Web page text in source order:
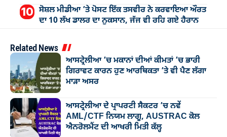
ਸੋਸ਼ਲ ਮੀਡੀਆ ’ਤੇ ਪੋਸਟ ਇੱਕ ਤਸਵੀਰ ਨੇ ਕਰਵਾਇਆ ਔਰਤ
ਦਾ 10 ਲੱਖ ਡਾਲਰ ਦਾ ਨੁਕਸਾਨ, ਜੱਜ ਵੀ ਰਹਿ ਗਏ ਹੈਰਾਨ
Related News
ਆਸਟ੍ਰੇਲੀਆ ’ਚ ਮਕਾਨਾਂ ਦੀਆਂ ਕੀਮਤਾਂ ’ਚ ਭਾਰੀ
ਗਿਰਾਵਟ ਕਾਰਨ ਹੁਣ ਆਰਥਿਕਤਾ ’ਤੇ ਵੀ ਪੈਣ ਲੱਗਾ
ਮਾੜਾ ਅਸਰ
ਆਸਟ੍ਰੇਲੀਆ ਦੇ ਪ੍ਰਾਪਰਟੀ ਸੈਕਟਰ ’ਚ ਨਵੇਂ
AML/CTF ਨਿਯਮ ਲਾਗੂ, AUSTRAC ਕੋਲ
ਐਨਰੋਲਮੈਂਟ ਦੀ ਆਖਰੀ ਮਿਤੀ ਕੱਲ੍ਹ